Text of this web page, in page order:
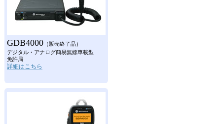
GDB4000（販売終了品）
デジタル・アナログ簡易無線車載型
免許局
詳細はこちら